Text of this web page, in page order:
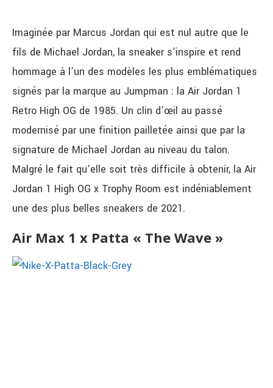
Imaginée par Marcus Jordan qui est nul autre que le
fils de Michael Jordan, la sneaker s’inspire et rend
hommage à l’un des modèles les plus emblématiques
signés par la marque au Jumpman : la Air Jordan 1
Retro High OG de 1985. Un clin d’œil au passé
modernisé par une finition pailletée ainsi que par la
signature de Michael Jordan au niveau du talon.
Malgré le fait qu’elle soit très difficile à obtenir, la Air
Jordan 1 High OG x Trophy Room est indéniablement
une des plus belles sneakers de 2021.
Air Max 1 x Patta « The Wave »